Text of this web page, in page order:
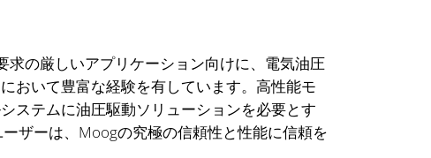
求の厳しいアプリケーション向けに、電気油圧
おいて豊富な経験を有しています。高性能モ
ステムに油圧駆動ソリューションを必要とす
ザーは、Moogの究極の信頼性と性能に信頼を